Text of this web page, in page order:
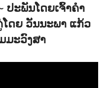
ປະພັນໂດຍເຈົ້າຄຳ
ດຍ ວັນນະພາ ແກ້ວ
ມະວົງສາ